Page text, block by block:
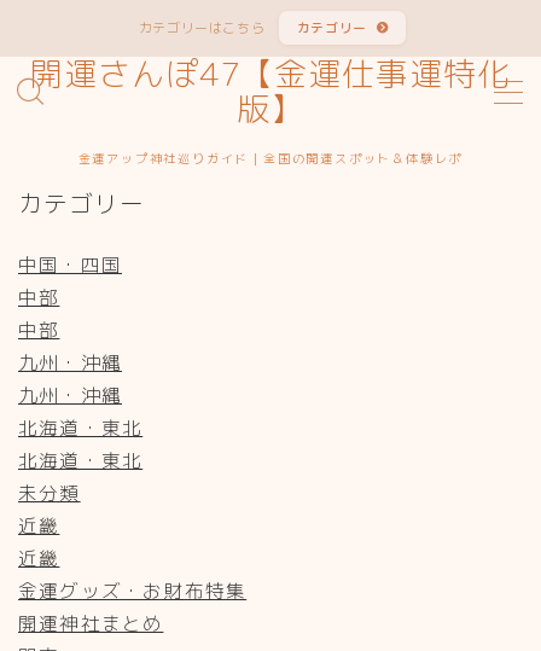
カテゴリーはこちら カテゴリー
開運さんぽ47【金運仕事運特化
版】
金運アップ神社巡りガイド｜全国の開運スポット＆体験レポ
MENU
サイトマップ
カテゴリー
カテゴリー
中国・四国
中部
中部
九州・沖縄
九州・沖縄
北海道・東北
北海道・東北
未分類
近畿
近畿
金運グッズ・お財布特集
開運神社まとめ